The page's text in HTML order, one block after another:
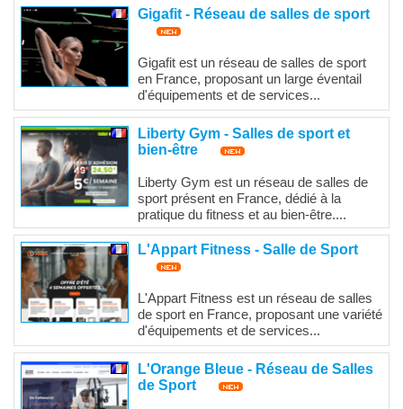
Gigafit - Réseau de salles de sport
Gigafit est un réseau de salles de sport
en France, proposant un large éventail
d'équipements et de services...
Liberty Gym - Salles de sport et
bien-être
Liberty Gym est un réseau de salles de
sport présent en France, dédié à la
pratique du fitness et au bien-être....
L'Appart Fitness - Salle de Sport
L'Appart Fitness est un réseau de salles
de sport en France, proposant une variété
d'équipements et de services...
L'Orange Bleue - Réseau de Salles
de Sport